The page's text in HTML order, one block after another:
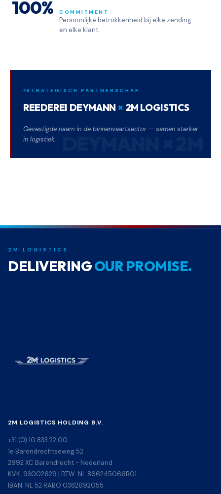
100% COMMITMENT
Persoonlijke betrokkenheid bij elke zending
en elke klant.
STRATEGISCH PARTNERSCHAP
REEDEREI DEYMANN × 2M LOGISTICS
Gevestigde naam in de binnenvaartsector — samen sterker
in logistiek.
2M LOGISTICS
DELIVERINGOUR PROMISE.
2M LOGISTICS HOLDING B.V.
+31 (0) 10 833 22 00
1e Barendrechtseweg 52
2992 XC Barendrecht - Nederland
KVK: 93002629 | BTW: NL 866245066B01
IBAN: NL 52 RABO 0382692055